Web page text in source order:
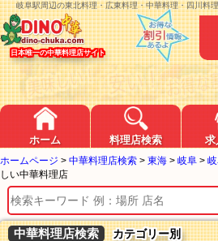
岐阜駅周辺の東北料理・広東料理・中華料理・四川料
日本唯一の中華料理店サイト
ホーム 料理店検索 求
ホームページ > 中華料理店検索 > 東海 > 岐阜 >
しい中華料理店
中華料理店検索 カテゴリー別